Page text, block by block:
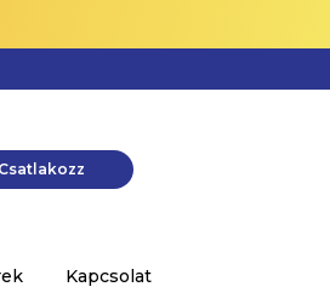
Csatlakozz
Kapcsolat